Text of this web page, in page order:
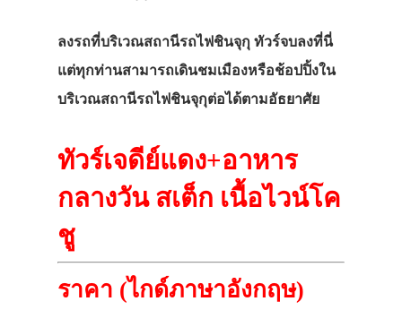
ลงรถที่บริเวณสถานีรถไฟชินจุกุ ทัวร์จบลงที่นี่
แต่ทุกท่านสามารถเดินชมเมืองหรือช้อปปิ้งใน
บริเวณสถานีรถไฟชินจุกุต่อได้ตามอัธยาศัย
ทัวร์เจดีย์แดง+อาหาร
กลางวัน สเต็ก เนื้อไวน์โค
ชู
ราคา (ไกด์ภาษาอังกฤษ)